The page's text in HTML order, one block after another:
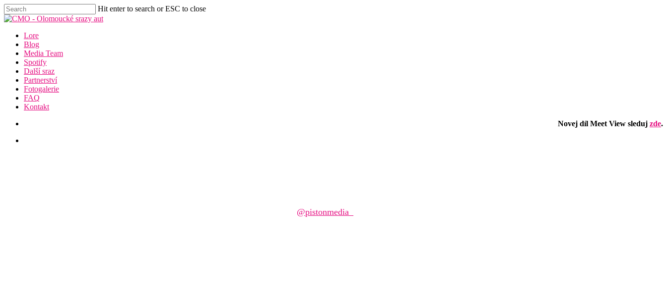
Skip
to
content
Hit enter to search or ESC to close
Close
Menu
Lore
Blog
Media Team
Spotify
Další sraz
Partnerství
Fotogalerie
FAQ
Kontakt
Novej díl Meet View sleduj zde.
@pistonmedia_